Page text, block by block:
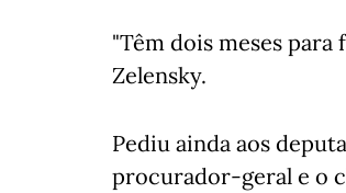
"Têm dois meses para
Zelensky.
Pediu ainda aos
procurador-geral e o